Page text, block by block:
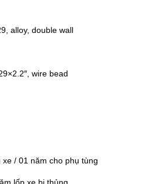
alloy, double wall
wire bead
/ 01 năm cho phụ tùng
lốp xe bị thủng